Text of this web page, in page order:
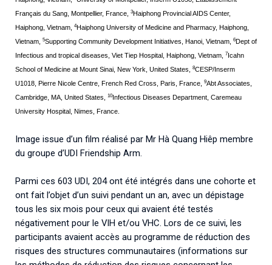
Français du Sang, Montpellier, France,
3Haiphong Provincial AIDS Center,
Haiphong, Vietnam,
4Haiphong University of Medicine and Pharmacy, Haiphong,
Vietnam,
5Supporting Community Development Initiatives, Hanoi, Vietnam, 6Dept of
Infectious and tropical diseases, Viet Tiep Hospital, Haiphong, Vietnam,
7Icahn
School of Medicine at Mount Sinai, New York, United States,
8CESP/Inserm
U1018, Pierre Nicole Centre, French Red Cross, Paris, France,
9Abt Associates,
Cambridge, MA, United States,
10Infectious Diseases Department, Caremeau
University Hospital, Nimes, France.
Image issue d’un film réalisé par Mr Hà Quang Hiêp membre
du groupe d’UDI Friendship Arm.
Parmi ces 603 UDI, 204 ont été intégrés dans une cohorte et
ont fait l’objet d’un suivi pendant un an, avec un dépistage
tous les six mois pour ceux qui avaient été testés
négativement pour le VIH et/ou VHC. Lors de ce suivi, les
participants avaient accès au programme de réduction des
risques des structures communautaires (informations sur